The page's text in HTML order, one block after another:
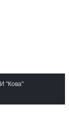
"Кова"